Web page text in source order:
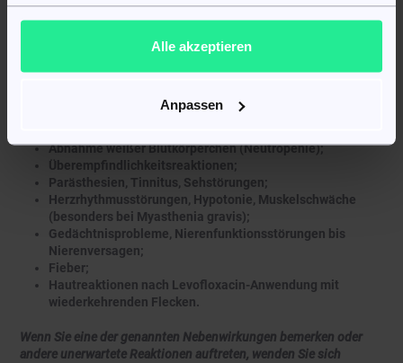
Alle akzeptieren
Anpassen
Geschmacksveränderungen, Appetitverlust,
Juckreiz, Hautausschlag, vermehrtes Schwitzen;
Allgemeine Schwäche.
Abnahme weißer Blutkörperchen (Neutropenie);
Überempfindlichkeitsreaktionen;
Parästhesien, Tinnitus, Sehstörungen;
Herzrhythmusstörungen, Hypotonie, Muskelschwäche
(besonders bei Myasthenia gravis);
Gedächtnisprobleme, Nierenfunktionsstörungen bis
Nierenversagen;
Fieber;
Hautreaktionen nach Levofloxacin-Anwendung mit
wiederkehrenden Flecken.
Wenn Sie eine der genannten Nebenwirkungen bemerken oder
andere unerwartete Reaktionen auftreten, wenden Sie sich